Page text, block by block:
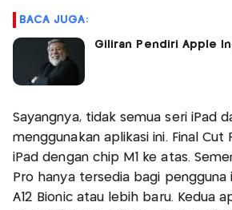
BACA JUGA:
Giliran Pendiri Apple
Sayangnya, tidak semua seri iPad
menggunakan aplikasi ini. Final
iPad dengan chip M1 ke atas.
Pro hanya tersedia bagi pengguna
A12 Bionic atau lebih baru. Kedua